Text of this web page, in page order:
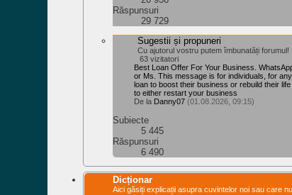
Răspunsuri
29 729
Sugestii și propuneri
Cu ajutorul vostru putem îmbunatăți forumul!
63 vizitatori
Best Loan Offer For Your Business.
or Ms. This message is for individuals, for
loan to boost their business or rebuild their
to either restart your business
De la Danny07 (01.08.2026, 09:15)
Subiecte
5 445
Răspunsuri
6 490
Dicționar
Aici găsiți explicații asupra cuvintelor noi sau care